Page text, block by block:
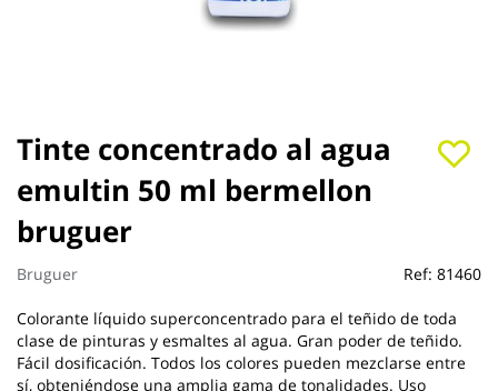
Tinte concentrado al agua
emultin 50 ml bermellon
bruguer
Bruguer Ref: 81460
Colorante líquido superconcentrado para el teñido de toda
clase de pinturas y esmaltes al agua. Gran poder de teñido.
Fácil dosificación. Todos los colores pueden mezclarse entre
sí, obteniéndose una amplia gama de tonalidades. Uso
Saltar
al
comienzo
de
la
galería
de